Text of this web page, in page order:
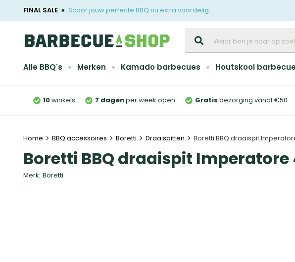
FINAL SALE Scoor jouw perfecte BBQ nu extra voordelig
Alle BBQ's Merken Kamado barbecues Houtskool
10winkels 7 dagenper week open Gratis bezorging vanaf €50
Home BBQ accessoires Boretti Draaispitten Boretti BBQ draaispit
Boretti BBQ draaispit Imperatore
Merk: Boretti